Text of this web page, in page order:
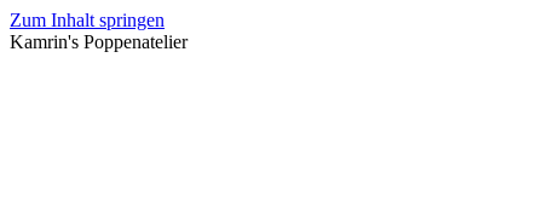
Zum Inhalt springen
Kamrin's Poppenatelier